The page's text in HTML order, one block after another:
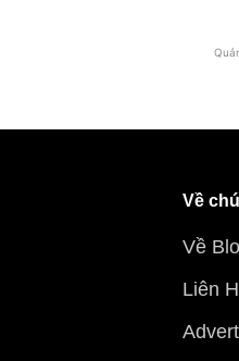
Về
Về
Liên